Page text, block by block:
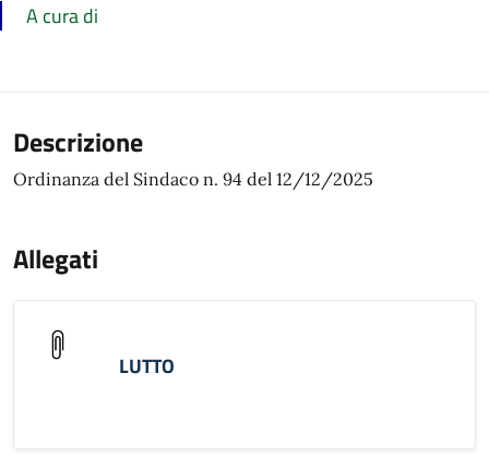
A cura di
Descrizione
Ordinanza del Sindaco n. 94 del 12/12/2025
Allegati
LUTTO